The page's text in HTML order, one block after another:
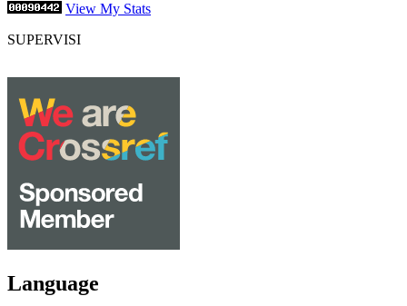
View My Stats
SUPERVISI
Language